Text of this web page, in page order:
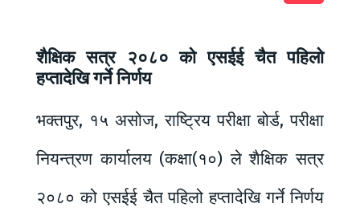
शैक्षिक सत्र २०८० को एसईई चैत पहिलो
हप्तादेखि गर्ने निर्णय
भक्तपुर, १५ असोज, राष्ट्रिय परीक्षा बोर्ड, परीक्षा
नियन्त्रण कार्यालय (कक्षा(१०) ले शैक्षिक सत्र
२०८० को एसईई चैत पहिलो हप्तादेखि गर्ने निर्णय